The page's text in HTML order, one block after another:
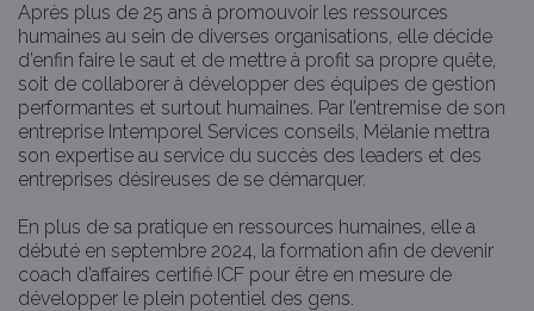
Après plus de 25 ans à promouvoir les ressources
humaines au sein de diverses organisations, elle décide
d’enfin faire le saut et de mettre à profit sa propre quête,
soit de collaborer à développer des équipes de gestion
performantes et surtout humaines. Par l’entremise de son
entreprise Intemporel Services conseils, Mélanie mettra
son expertise au service du succès des leaders et des
entreprises désireuses de se démarquer.
En plus de sa pratique en ressources humaines, elle a
débuté en septembre 2024, la formation afin de devenir
coach d’affaires certifié ICF pour être en mesure de
développer le plein potentiel des gens.